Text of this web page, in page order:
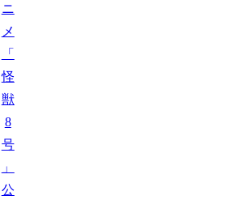
ニ
メ
「
怪
獣
8
号
」
公